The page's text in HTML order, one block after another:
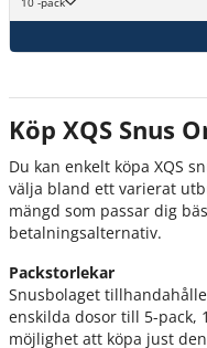
Köp XQS Snus
Du kan enkelt köpa XQS
välja bland ett varierat
mängd som passar dig
betalningsalternativ.
Packstorlekar
Snusbolaget
enskilda dosor till 5-pack,
möjlighet att köpa just